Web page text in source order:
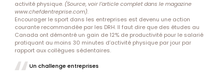
activité physique. (Source, voir l’article complet dans le magazine
www.chefdentreprise.com).
Encourager le sport dans les entreprises est devenu une action
courante recommandée par les DRH. Il faut dire que des études au
Canada ont démontré un gain de 12% de productivité pour le salarié
pratiquant au moins 30 minutes d’activité physique par jour par
rapport aux collègues sédentaires.
Un challenge entreprises